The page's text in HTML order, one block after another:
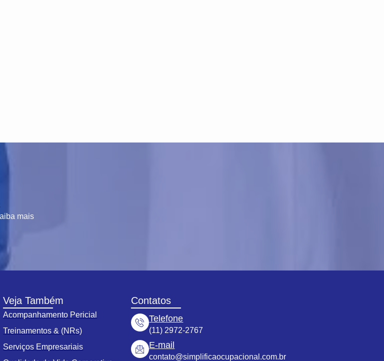
mais
Veja Também
Acompanhamento Pericial
Treinamentos & (NRs)
Serviços Empresariais
Contatos
Telefone
(11) 2972-2767
E-mail
contato@simplificaocupacional.com.br